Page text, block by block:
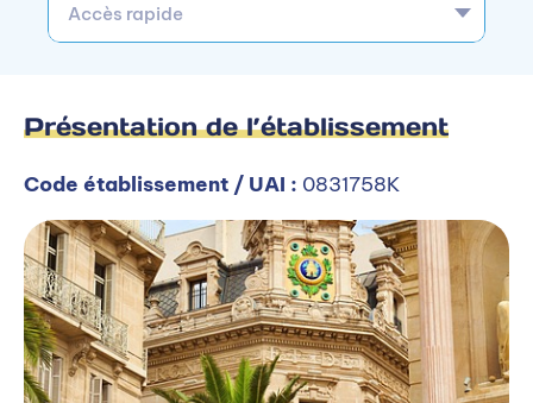
Accès rapide
Présentation de l’établissement
Code établissement / UAI : 0831758K